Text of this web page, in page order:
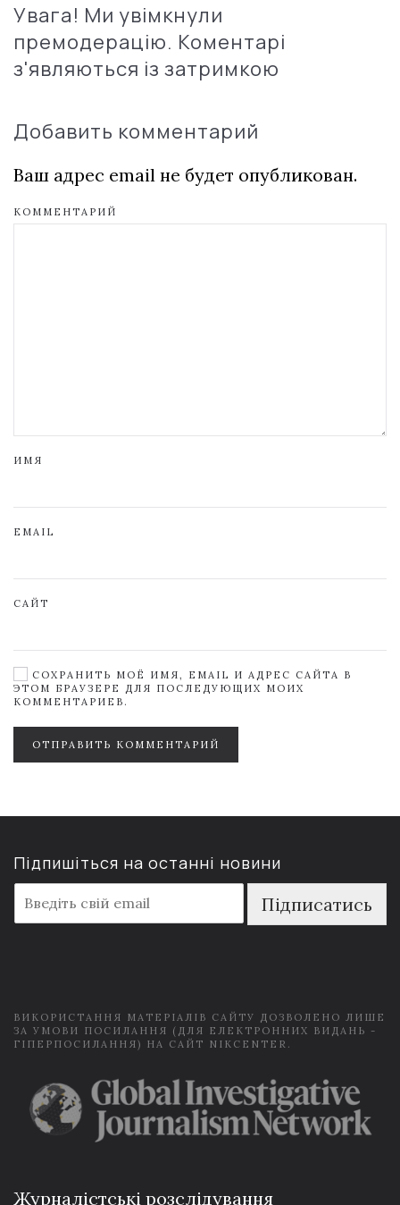
Увага! Ми увімкнули
премодерацію. Коментарі
з'являються із затримкою
Добавить комментарий
Ваш адрес email не будет опубликован.
КОММЕНТАРИЙ
ИМЯ
EMAIL
САЙТ
СОХРАНИТЬ МОЁ ИМЯ, EMAIL И АДРЕС САЙТА В
ЭТОМ БРАУЗЕРЕ ДЛЯ ПОСЛЕДУЮЩИХ МОИХ
КОММЕНТАРИЕВ.
ОТПРАВИТЬ КОММЕНТАРИЙ
Підпишіться на останні новини
m
a
Підписатись
ВИКОРИСТАННЯ МАТЕРІАЛІВ САЙТУ ДОЗВОЛЕНО ЛИШЕ
ЗА УМОВИ ПОСИЛАННЯ (ДЛЯ ЕЛЕКТРОННИХ ВИДАНЬ -
ГІПЕРПОСИЛАННЯ) НА САЙТ NIKCENTER.
Журналістські розслідування